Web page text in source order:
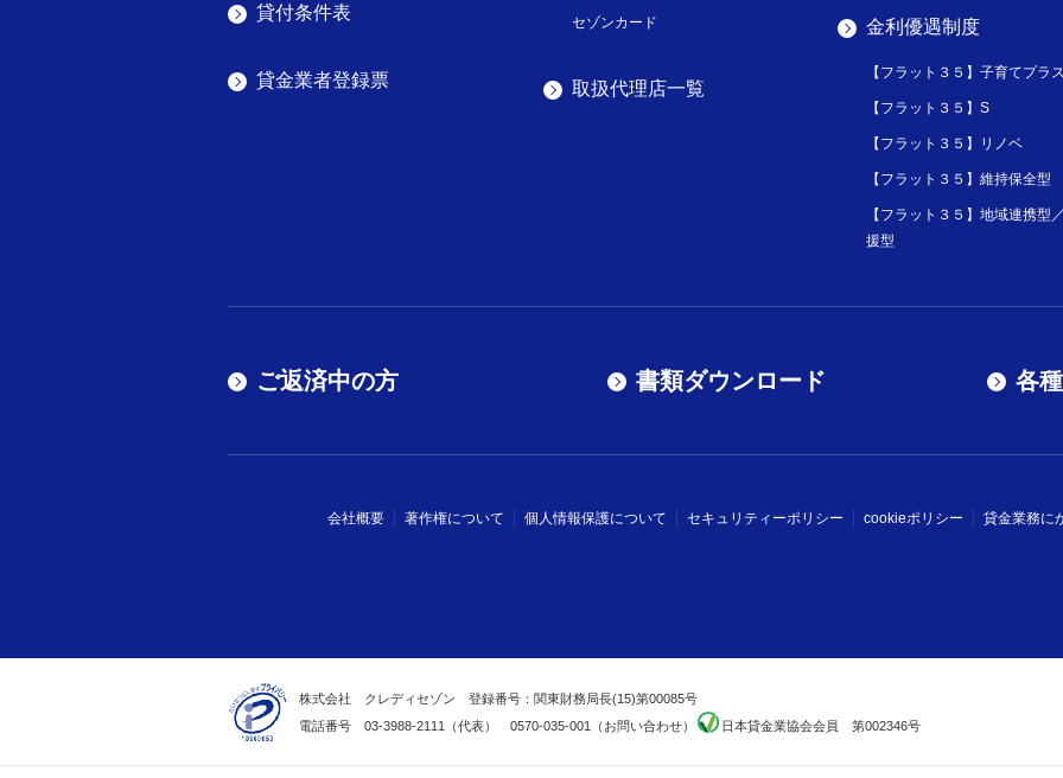
貸付条件表
貸金業者登録票
セゾンカード
取扱代理店一覧
金利優遇制度
【フラット３５】子育てプラ
【フラット３５】S
【フラット３５】リノベ
【フラット３５】維持保全型
【フラット３５】地域連携型
援型
ご返済中の方 書類ダウンロード 各
会社概要 著作権について 個人情報保護について セキュリティーポリシー cookieポリシー 貸金業務に
株式会社 クレディセゾン 登録番号：関東財務局長(15)第00085号
電話番号 03-3988-2111（代表） 0570-035-001（お問い合わせ） 日本貸金業協会会員 第002346号